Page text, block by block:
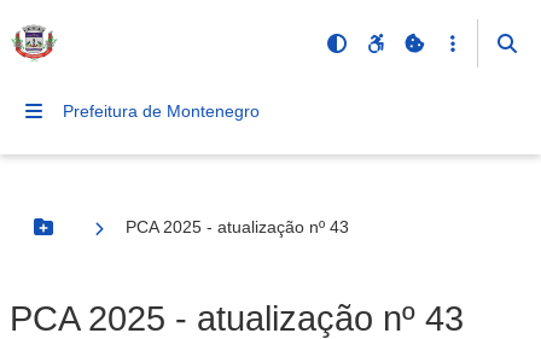
Prefeitura de Montenegro
Botão Menu
PCA 2025 - atualização nº 43
PCA 2025 - atualização nº 43